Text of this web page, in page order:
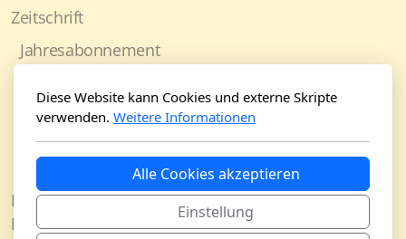
Zeitschrift
Jahresabonnement
Physiognomie und Charakter 2025
Physiognomie und Charakter 2024
Physiognomie und Charakter 2023
Physiognomie und Charakter 2022
Häufig gestellte Fragen (FAQ)
Kontakt
Diese Website kann Cookies und externe Skripte
verwenden. Weitere Informationen
Alle Cookies akzeptieren
Einstellung